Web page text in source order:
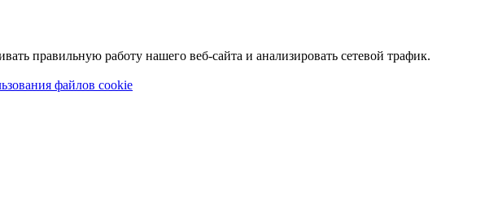
правильную работу нашего веб-сайта и анализировать сетевой трафик.
файлов cookie